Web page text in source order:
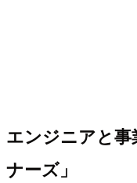
エンジニアと事
ナーズ」